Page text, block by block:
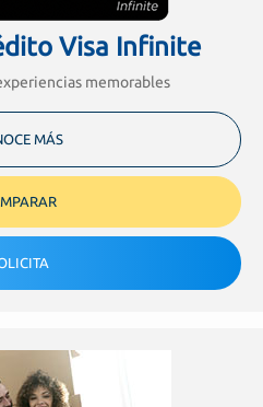
Visa Infinite
memorables
MÁS